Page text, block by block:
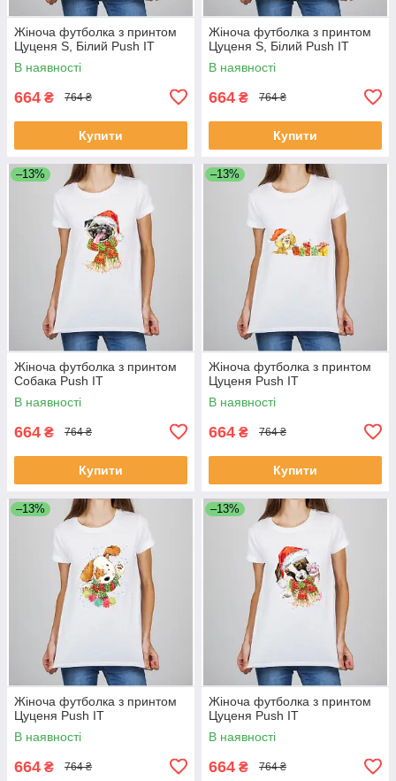
Жіноча футболка з принтом
Цуценя S, Білий Push IT
В наявності
664 ₴ 764 ₴
Купити
Жіноча футболка з принтом
Цуценя S, Білий Push IT
В наявності
664 ₴ 764 ₴
Купити
–13%
Жіноча футболка з принтом
Собака Push IT
В наявності
664 ₴ 764 ₴
Купити
–13%
Жіноча футболка з принтом
Цуценя Push IT
В наявності
664 ₴ 764 ₴
Купити
–13%
Жіноча футболка з принтом
Цуценя Push IT
В наявності
664 ₴ 764 ₴
–13%
Жіноча футболка з принтом
Цуценя Push IT
В наявності
664 ₴ 764 ₴